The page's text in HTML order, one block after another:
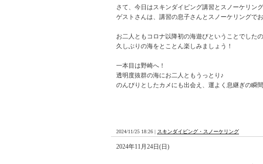
さて、今日はスキンダイビング講習とスノーケリン
ゲストさんは、講習の息子さんとスノーケリングで
お二人ともコロナ以降初の海遊びということでしたの
久しぶりの海をとことん楽しみましょう！
一本目は野崎へ！
透明度抜群の海にお二人ともうっとり♪
のんびりとしたカメにも出会え、運よく息継ぎの瞬
2024/11/25 18:26 | スキンダイビング・スノーケリング
2024年11月24日(日)